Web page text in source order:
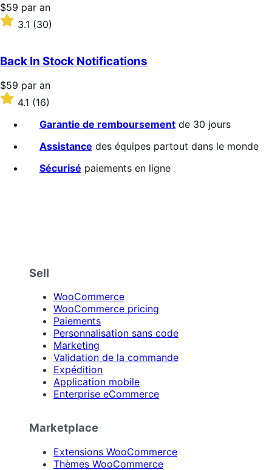
Prix
$59
$59 par an
Noté
5 étoiles
3.1 (30)
Back In Stock Notifications
Prix
$59
$59 par an
Noté4.1 (16)
Garantie de remboursement de 30 jours
Assistance des équipes partout dans le monde
Sécurisé paiements en ligne
Sell
WooCommerce
WooCommerce pricing
Paiements
Personnalisation sans code
Marketing
Validation de la commande
Expédition
Application mobile
Enterprise eCommerce
Marketplace
Extensions WooCommerce
Thèmes WooCommerce